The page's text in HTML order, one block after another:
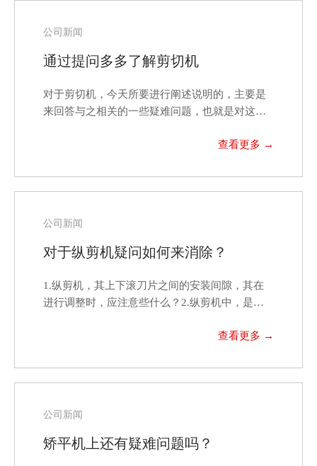
公司新闻
通过提问多多了解剪切机
对于剪切机，今天所要进行阐述说明的，主要是
来回答与之相关的一些疑难问题，也就是对这一
公司新闻
对于纵剪机疑问如何来消除？
1.纵剪机，其上下滚刀片之间的安装间隙，其在
进行调整时，应注意些什么？2.纵剪机中，是高
公司新闻
矫平机上还有疑难问题吗？